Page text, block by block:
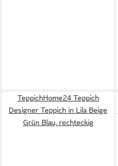
TeppichHome24 Teppich
Designer Teppich in Lila Beige
Grün Blau, rechteckig